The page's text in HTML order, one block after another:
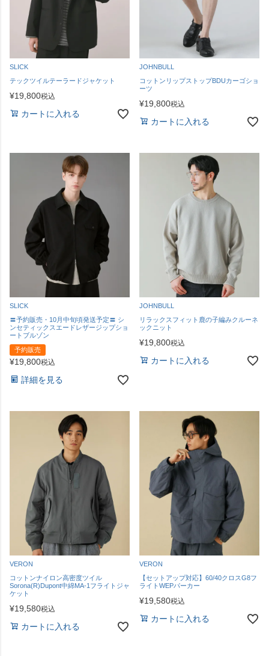
SLICK
テックツイルテーラードジャケット
¥19,800税込
カートに入れる
JOHNBULL
コットンリップストップBDUカーゴショ
ーツ
¥19,800税込
カートに入れる
SLICK
〓予約販売・10月中旬頃発送予定〓 シ
ンセティックスエードレザージップショ
ートブルゾン
予約販売
¥19,800税込
詳細を見る
JOHNBULL
リラックスフィット鹿の子編みクルーネ
ックニット
¥19,800税込
カートに入れる
VERON
コットンナイロン高密度ツイル
Sorona(R)Dupont中綿MA-1フライトジャ
ケット
¥19,580税込
カートに入れる
VERON
【セットアップ対応】60/40クロスG8フ
ライトWEPパーカー
¥19,580税込
カートに入れる